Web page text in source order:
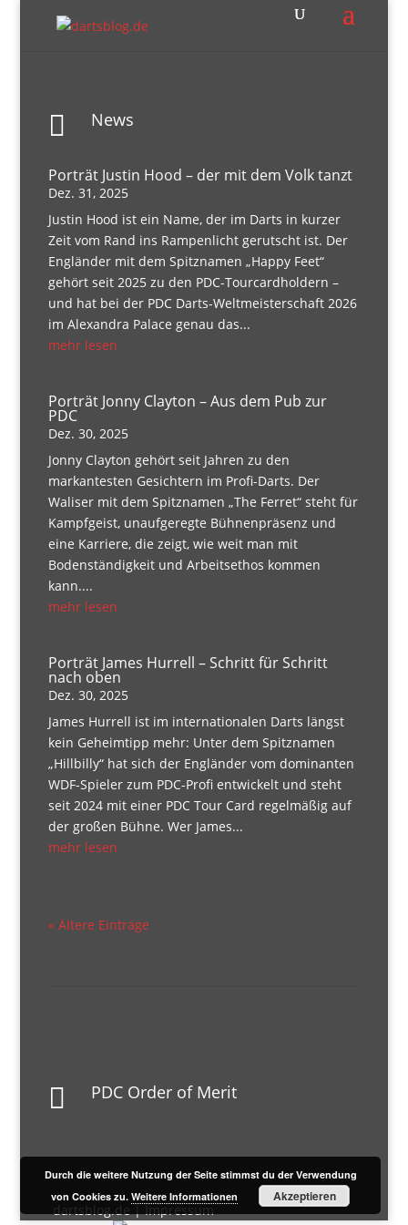
 News
Porträt Justin Hood – der mit dem Volk tanzt
Dez. 31, 2025
Justin Hood ist ein Name, der im Darts in kurzer
Zeit vom Rand ins Rampenlicht gerutscht ist. Der
Engländer mit dem Spitznamen „Happy Feet“
gehört seit 2025 zu den PDC-Tourcardholdern –
und hat bei der PDC Darts-Weltmeisterschaft 2026
im Alexandra Palace genau das...
mehr lesen
Porträt Jonny Clayton – Aus dem Pub zur
PDC
Dez. 30, 2025
Jonny Clayton gehört seit Jahren zu den
markantesten Gesichtern im Profi-Darts. Der
Waliser mit dem Spitznamen „The Ferret“ steht für
Kampfgeist, unaufgeregte Bühnenpräsenz und
eine Karriere, die zeigt, wie weit man mit
Bodenständigkeit und Arbeitsethos kommen
kann....
mehr lesen
Porträt James Hurrell – Schritt für Schritt
nach oben
Dez. 30, 2025
James Hurrell ist im internationalen Darts längst
kein Geheimtipp mehr: Unter dem Spitznamen
„Hillbilly“ hat sich der Engländer vom dominanten
WDF-Spieler zum PDC-Profi entwickelt und steht
seit 2024 mit einer PDC Tour Card regelmäßig auf
der großen Bühne. Wer James...
mehr lesen
« Ältere Einträge
 PDC Order of Merit
dartsblog.de |Impressum
Durch die weitere Nutzung der Seite stimmst du der Verwendung
von Cookies zu.Weitere Informationen Akzeptieren